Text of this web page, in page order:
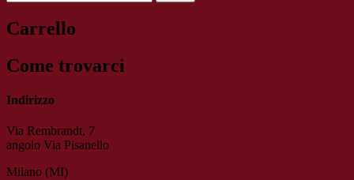
Carrello
Come trovarci
Indirizzo
Via Rembrandt, 7
angolo Via Pisanello
Milano (MI)